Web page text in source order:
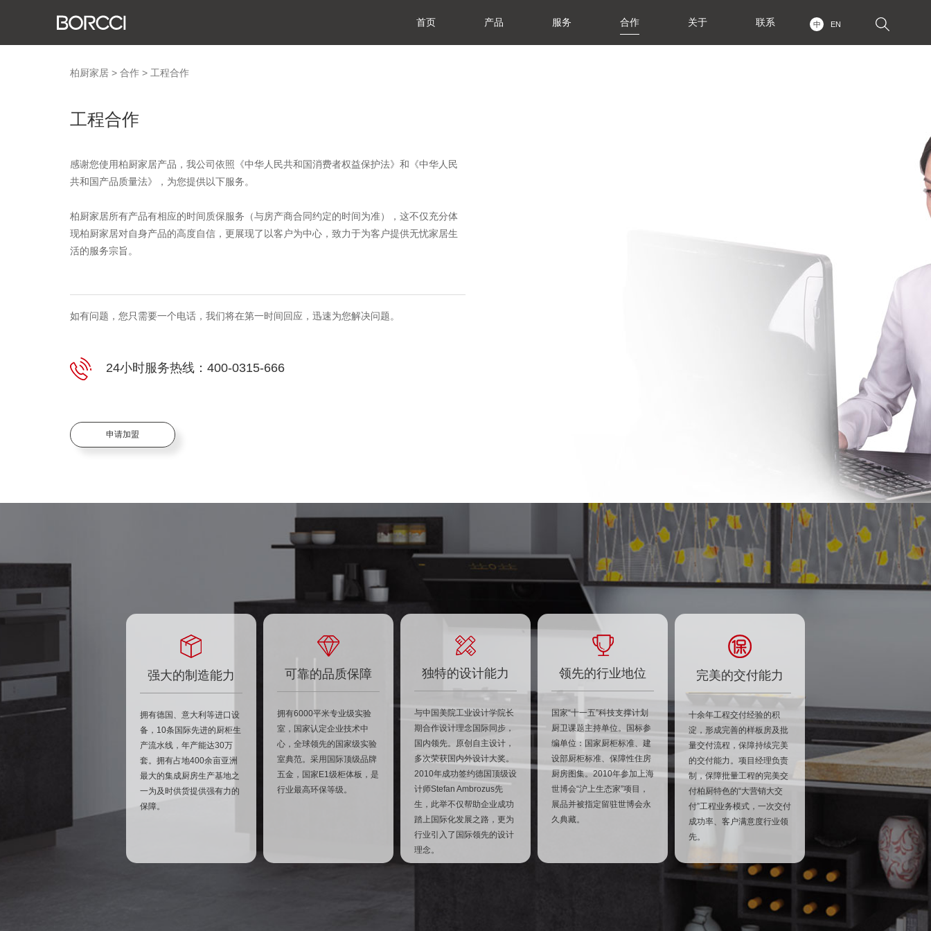
中 EN
首页 产品 服务 合作 关于 联系
柏厨家居> 合作> 工程合作
工程合作
感谢您使用柏厨家居产品，我公司依照《中华人民共和国消费者权益保护法》和《中华人民
共和国产品质量法》，为您提供以下服务。
柏厨家居所有产品有相应的时间质保服务（与房产商合同约定的时间为准），这不仅充分体
现柏厨家居对自身产品的高度自信，更展现了以客户为中心，致力于为客户提供无忧家居生
活的服务宗旨。
如有问题，您只需要一个电话，我们将在第一时间回应，迅速为您解决问题。
24小时服务热线：400-0315-666
申请加盟
强大的制造能力
拥有德国、意大利等进口设
备，10条国际先进的厨柜生
产流水线，年产能达30万
套。拥有占地400余亩亚洲
最大的集成厨房生产基地之
一为及时供货提供强有力的
保障。
可靠的品质保障
拥有6000平米专业级实验
室，国家认定企业技术中
心，全球领先的国家级实验
室典范。采用国际顶级品牌
五金，国家E1级柜体板，是
行业最高环保等级。
独特的设计能力
与中国美院工业设计学院长
期合作设计理念国际同步，
国内领先。原创自主设计，
多次荣获国内外设计大奖。
2010年成功签约德国顶级设
计师Stefan Ambrozus先
生，此举不仅帮助企业成功
踏上国际化发展之路，更为
行业引入了国际领先的设计
理念。
领先的行业地位
国家“十一五”科技支撑计划
厨卫课题主持单位。国标参
编单位：国家厨柜标准、建
设部厨柜标准、保障性住房
厨房图集。2010年参加上海
世博会“沪上生态家”项目，
展品并被指定留驻世博会永
久典藏。
完美的交付能力
十余年工程交付经验的积
淀，形成完善的样板房及批
量交付流程，保障持续完美
的交付能力。项目经理负责
制，保障批量工程的完美交
付柏厨特色的“大营销大交
付”工程业务模式，一次交付
成功率、客户满意度行业领
先。